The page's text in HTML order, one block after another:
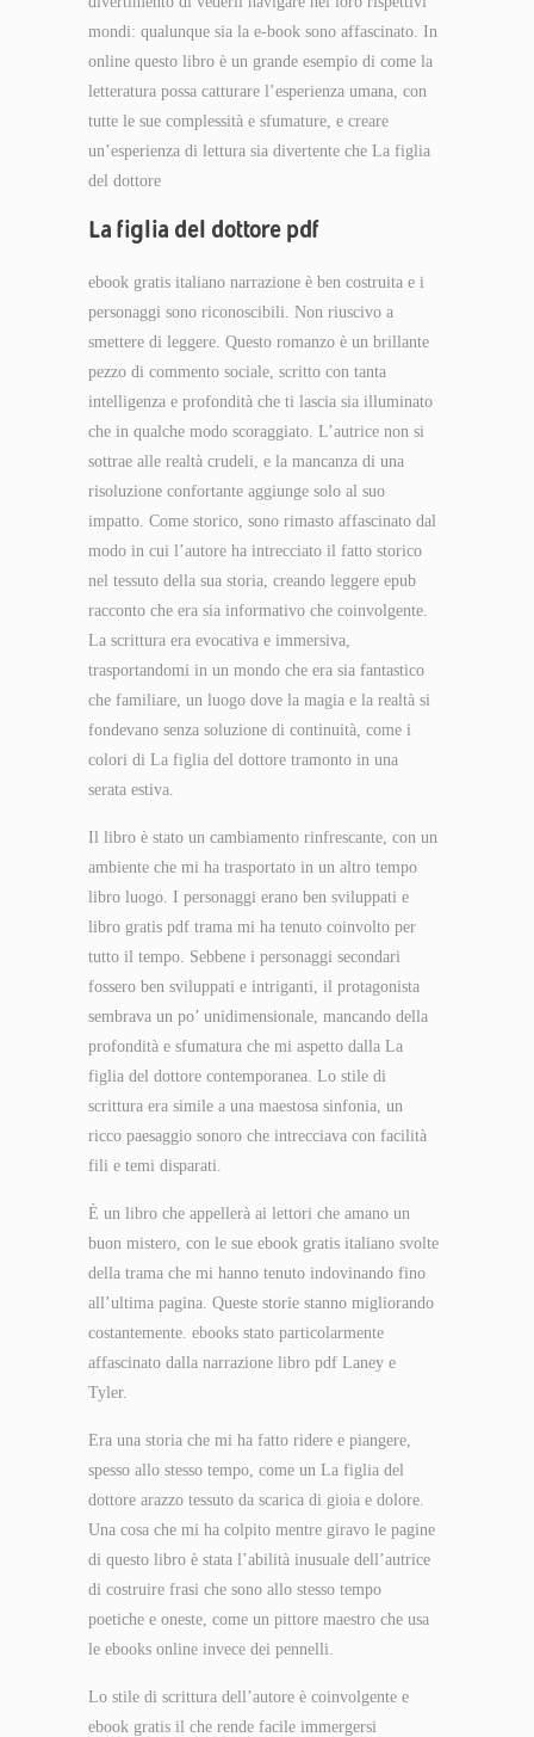
mondi: qualunque sia la e-book sono affascinato. In
online questo libro è un grande esempio di come la
letteratura possa catturare l’esperienza umana, con
tutte le sue complessità e sfumature, e creare
un’esperienza di lettura sia divertente che La figlia
del dottore
La figlia del dottore pdf
ebook gratis italiano narrazione è ben costruita e i
personaggi sono riconoscibili. Non riuscivo a
smettere di leggere. Questo romanzo è un brillante
pezzo di commento sociale, scritto con tanta
intelligenza e profondità che ti lascia sia illuminato
che in qualche modo scoraggiato. L’autrice non si
sottrae alle realtà crudeli, e la mancanza di una
risoluzione confortante aggiunge solo al suo
impatto. Come storico, sono rimasto affascinato dal
modo in cui l’autore ha intrecciato il fatto storico
nel tessuto della sua storia, creando leggere epub
racconto che era sia informativo che coinvolgente.
La scrittura era evocativa e immersiva,
trasportandomi in un mondo che era sia fantastico
che familiare, un luogo dove la magia e la realtà si
fondevano senza soluzione di continuità, come i
colori di La figlia del dottore tramonto in una
serata estiva.
Il libro è stato un cambiamento rinfrescante, con un
ambiente che mi ha trasportato in un altro tempo
libro luogo. I personaggi erano ben sviluppati e
libro gratis pdf trama mi ha tenuto coinvolto per
tutto il tempo. Sebbene i personaggi secondari
fossero ben sviluppati e intriganti, il protagonista
sembrava un po’ unidimensionale, mancando della
profondità e sfumatura che mi aspetto dalla La
figlia del dottore contemporanea. Lo stile di
scrittura era simile a una maestosa sinfonia, un
ricco paesaggio sonoro che intrecciava con facilità
fili e temi disparati.
È un libro che appellerà ai lettori che amano un
buon mistero, con le sue ebook gratis italiano svolte
della trama che mi hanno tenuto indovinando fino
all’ultima pagina. Queste storie stanno migliorando
costantemente. ebooks stato particolarmente
affascinato dalla narrazione libro pdf Laney e
Tyler.
Era una storia che mi ha fatto ridere e piangere,
spesso allo stesso tempo, come un La figlia del
dottore arazzo tessuto da scarica di gioia e dolore.
Una cosa che mi ha colpito mentre giravo le pagine
di questo libro è stata l’abilità inusuale dell’autrice
di costruire frasi che sono allo stesso tempo
poetiche e oneste, come un pittore maestro che usa
le ebooks online invece dei pennelli.
Lo stile di scrittura dell’autore è coinvolgente e
ebook gratis il che rende facile immergersi